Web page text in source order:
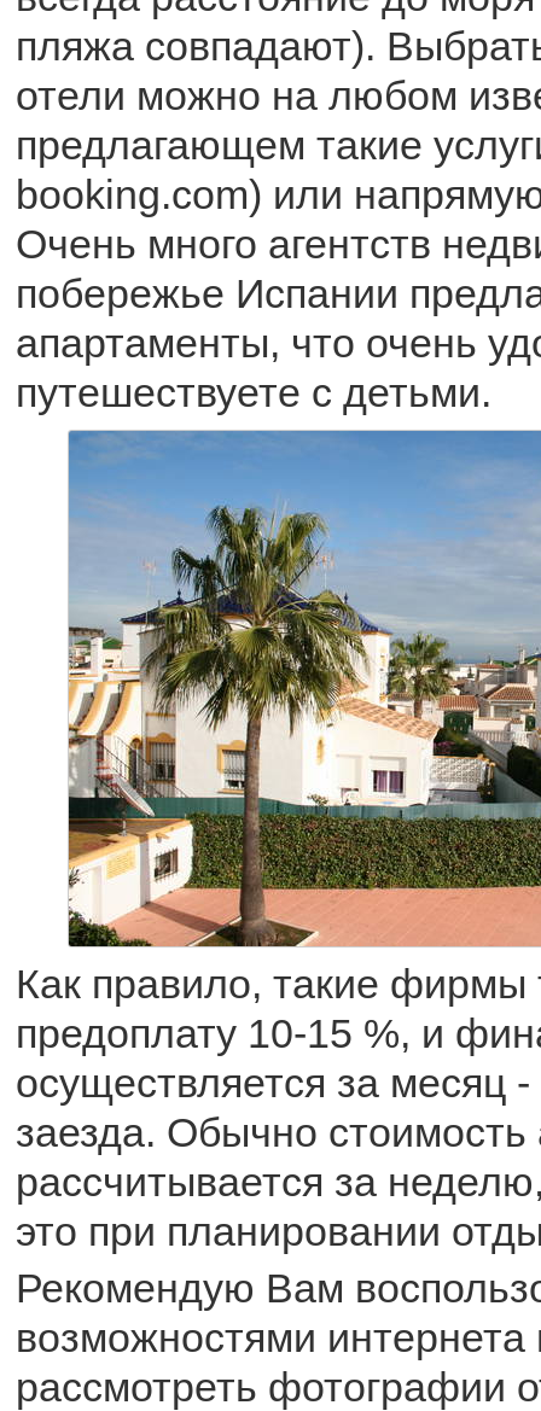
пляжа совпадают).
отели можно на любом
предлагающем такие
booking.com) или
Очень много агентств
побережье Испании
апартаменты, что очень
путешествуете с детьми.
Как правило, такие фирмы
предоплату 10-15 %, и
осуществляется за месяц
заезда. Обычно стоимость
рассчитывается за
это при планировании
Рекомендую Вам
возможностями
рассмотреть фотографии